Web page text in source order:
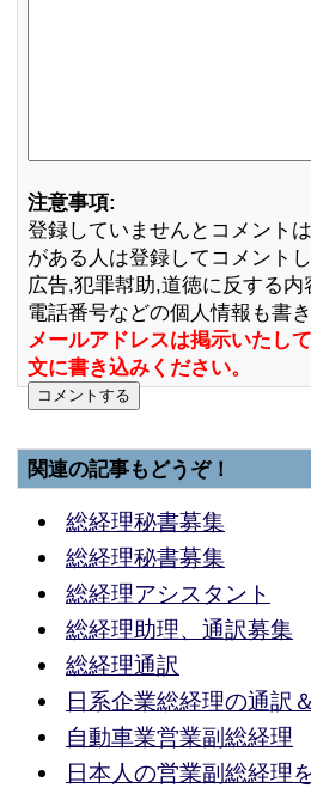
注意事項:
登録していませんとコメント
がある人は登録してコメントし
広告,犯罪幇助,道徳に反する
電話番号などの個人情報も書
メールアドレスは掲示いたし
文に書き込みください。
関連の記事もどうぞ！
総経理秘書募集
総経理秘書募集
総経理アシスタント
総経理助理、通訳募集
総経理通訳
日系企業総経理の通訳
自動車業営業副総経理
日本人の営業副総経理